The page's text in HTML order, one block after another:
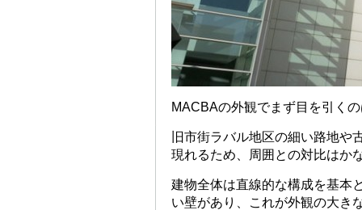
MACBAの外観でまず目を引く
旧市街ラバル地区の細い路地
現れるため、周囲との対比はか
建物全体は直線的な構成を基本
い壁があり、これが外観の大き